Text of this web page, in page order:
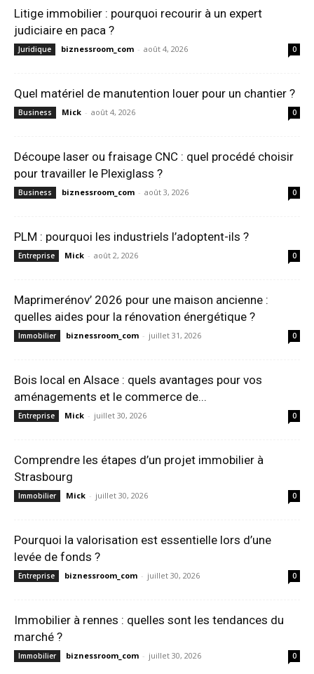
Litige immobilier : pourquoi recourir à un expert
judiciaire en paca ?
Juridique biznessroom_com - août 4, 2026 0
Quel matériel de manutention louer pour un chantier ?
Business Mick - août 4, 2026 0
Découpe laser ou fraisage CNC : quel procédé choisir
pour travailler le Plexiglass ?
Business biznessroom_com - août 3, 2026 0
PLM : pourquoi les industriels l’adoptent-ils ?
Entreprise Mick - août 2, 2026 0
Maprimerénov’ 2026 pour une maison ancienne :
quelles aides pour la rénovation énergétique ?
Immobilier biznessroom_com - juillet 31, 2026 0
Bois local en Alsace : quels avantages pour vos
aménagements et le commerce de...
Entreprise Mick - juillet 30, 2026 0
Comprendre les étapes d’un projet immobilier à
Strasbourg
Immobilier Mick - juillet 30, 2026 0
Pourquoi la valorisation est essentielle lors d’une
levée de fonds ?
Entreprise biznessroom_com - juillet 30, 2026 0
Immobilier à rennes : quelles sont les tendances du
marché ?
Immobilier biznessroom_com - juillet 30, 2026 0